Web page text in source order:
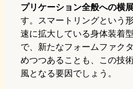
プリケーション全般への横
す。スマートリングという
速に拡大している身体装着
で、新たなフォームファク
めつつあることも、この技
風となる要因でしょう。